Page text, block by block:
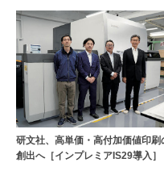
研文社、高単価・高付加価値印刷
創出へ［インプレミアIS29導入］